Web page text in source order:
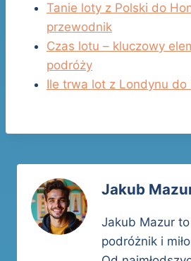
Tanie loty z Polski do
przewodnik
Czas lotu – kluczowy
podróży
Ile trwa lot z Londynu do
Jakub
Jakub Mazur
podróżnik i